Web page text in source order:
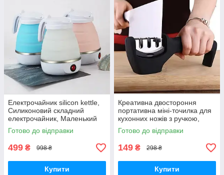
Електрочайник silicon kettle,
Силиконовий складний
електрочайник, Маленький
електрочайник, Портативний
чайник
Готово до відправки
499 ₴ 998 ₴
Купити
Креативна двостороння
портативна міні-точилка для
кухонних ножів з ручкою,
пластикова універсальна
ножеточка
Готово до відправки
149 ₴ 298 ₴
Купити